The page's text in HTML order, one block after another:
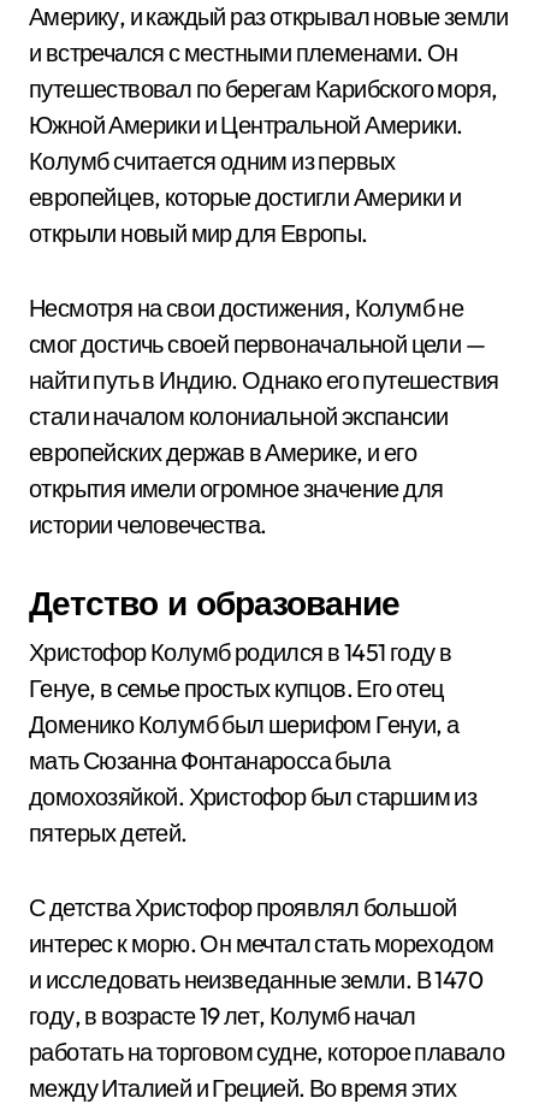
Америку, и каждый раз открывал новые земли
и встречался с местными племенами. Он
путешествовал по берегам Карибского моря,
Южной Америки и Центральной Америки.
Колумб считается одним из первых
европейцев, которые достигли Америки и
открыли новый мир для Европы.
Несмотря на свои достижения, Колумб не
смог достичь своей первоначальной цели —
найти путь в Индию. Однако его путешествия
стали началом колониальной экспансии
европейских держав в Америке, и его
открытия имели огромное значение для
истории человечества.
Детство и образование
Христофор Колумб родился в 1451 году в
Генуе, в семье простых купцов. Его отец
Доменико Колумб был шерифом Генуи, а
мать Сюзанна Фонтанаросса была
домохозяйкой. Христофор был старшим из
пятерых детей.
С детства Христофор проявлял большой
интерес к морю. Он мечтал стать мореходом
и исследовать неизведанные земли. В 1470
году, в возрасте 19 лет, Колумб начал
работать на торговом судне, которое плавало
между Италией и Грецией. Во время этих